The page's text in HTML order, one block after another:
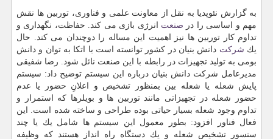
به گزارش نئوپدیا به نقل از معاونت علمی و فناوری، توربین ها نقش
مهم و اساسی را در صنعت انرژی بازی می كند. حفاظت، نگهداری و
تداوم كار توربین ها نیز اهمیت این مساله را دوچندان می كند. حال
یك شركت دانش بنیان در كشور توانسته است با اتكا به توان و دانش
بومی به تولید تجهیزات در رابطه با این صنعت نائل شود. رضا شفیقی
مدیرعامل شركت دانش بنیان درباره این سیستم توضیح داد: سیستم
پایش شعله یا شعله ­بین بمنظور تشخیص و اعلانِ حضور یا عدم
حضور شعله در تجهیزاتی مانند توربین ها و بویلرها كه استمرار و
تداوم وجود شعله بسیار حیاتی بوده طراحی و ساخته شده است. این
فعال فناور افزود: بطور معمول این سیستم ها شامل یك یا چند
سنسور تشخیص شعله و یك دستگاه راه انداز هستند كه وظیفه